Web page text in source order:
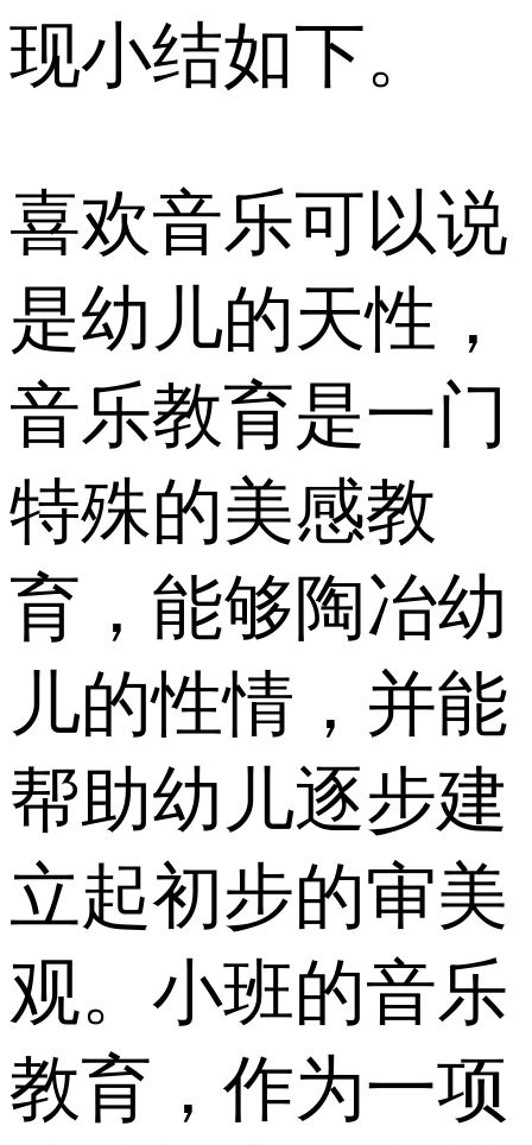
现小结如下。
喜欢音乐可以说
是幼儿的天性，
音乐教育是一门
特殊的美感教
育，能够陶冶幼
儿的性情，并能
帮助幼儿逐步建
立起初步的审美
观。小班的音乐
教育，作为一项